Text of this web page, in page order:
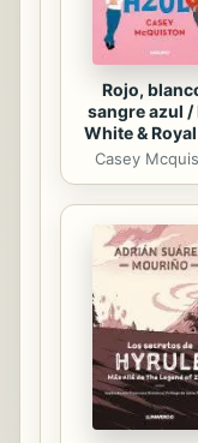
Rojo,
sangre azul /
White &
Casey